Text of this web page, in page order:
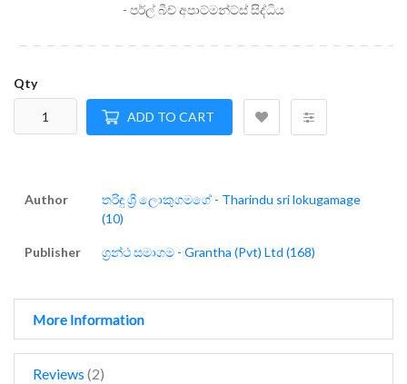
- පර්ල් බීච් අපාට්මන්ට්ස් සිද්ධිය
Qty
ADD TO CART
Author
තරිඳු ශ්‍රී ලොකුගමගේ - Tharindu sri lokugamage
(10)
Publisher ග්‍රන්ථ සමාගම - Grantha (Pvt) Ltd (168)
More Information
Reviews 2